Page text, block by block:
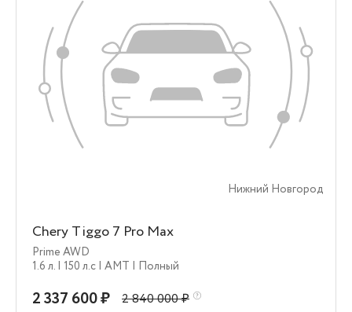
Нижний Новгород
Chery Tiggo 7 Pro Max
Prime AWD
1.6 л. | 150 л.c | AMT | Полный
2 337 600 ₽ 2 840 000 ₽